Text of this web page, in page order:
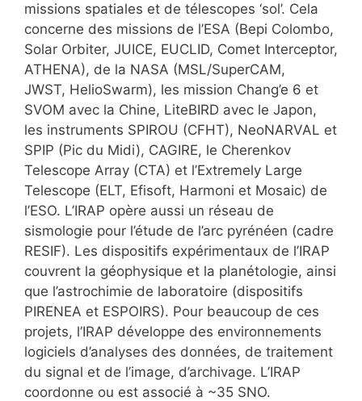
missions spatiales et de télescopes ‘sol’. Cela
concerne des missions de l’ESA (Bepi Colombo,
Solar Orbiter, JUICE, EUCLID, Comet Interceptor,
ATHENA), de la NASA (MSL/SuperCAM,
JWST, HelioSwarm), les mission Chang’e 6 et
SVOM avec la Chine, LiteBIRD avec le Japon,
les instruments SPIROU (CFHT), NeoNARVAL et
SPIP (Pic du Midi), CAGIRE, le Cherenkov
Telescope Array (CTA) et l’Extremely Large
Telescope (ELT, Efisoft, Harmoni et Mosaic) de
l’ESO. L’IRAP opère aussi un réseau de
sismologie pour l’étude de l’arc pyrénéen (cadre
RESIF). Les dispositifs expérimentaux de l’IRAP
couvrent la géophysique et la planétologie, ainsi
que l’astrochimie de laboratoire (dispositifs
PIRENEA et ESPOIRS). Pour beaucoup de ces
projets, l’IRAP développe des environnements
logiciels d’analyses des données, de traitement
du signal et de l’image, d’archivage. L’IRAP
coordonne ou est associé à ~35 SNO.